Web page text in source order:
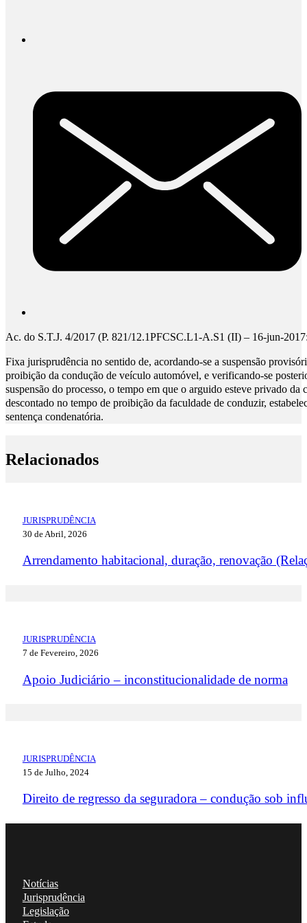
Ac. do S.T.J. 4/2017 (P. 821/12.1PFCSC.L1-A.S1 (II) – 16-jun-
Fixa jurisprudência no sentido de, acordando-se a suspensão
proibição da condução de veículo automóvel, e verificando-se
suspensão do processo, o tempo em que o arguido esteve privado da
descontado no tempo de proibição da faculdade de conduzir,
sentença condenatória.
Relacionados
JURISPRUDÊNCIA
30 de Abril, 2026
Arrendamento habitacional, duração, renovação
JURISPRUDÊNCIA
7 de Fevereiro, 2026
Apoio Judiciário – inconstitucionalidade de norma
JURISPRUDÊNCIA
15 de Julho, 2024
Direito de regresso da seguradora – condução sob
Notícias
Jurisprudência
Legislação